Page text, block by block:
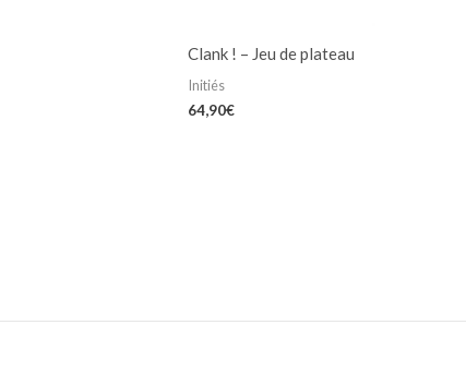
Clank ! – Jeu de plateau
Initiés
64,90€